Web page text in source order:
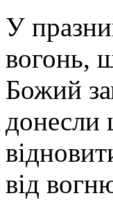
У
вогонь,
Божий
донесли
від